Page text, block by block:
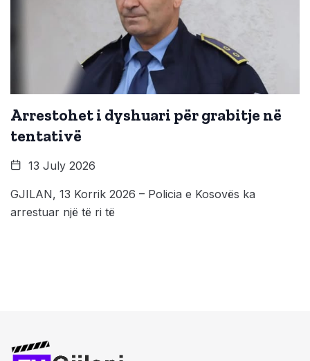
Arrestohet i dyshuari për grabitje në
tentativë
13 July 2026
GJILAN, 13 Korrik 2026 – Policia e Kosovës ka
arrestuar një të ri të